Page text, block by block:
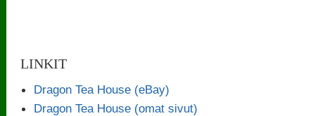
LINKIT
Dragon Tea House (eBay)
Dragon Tea House (omat sivut)